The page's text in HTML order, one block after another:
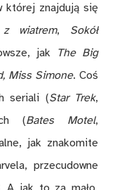
której znajdują się
z wiatrem, Sokół
jak
The Big
Miss Simone. Coś
seriali (Star Trek,
(Bates Motel,
jak znakomite
przecudowne